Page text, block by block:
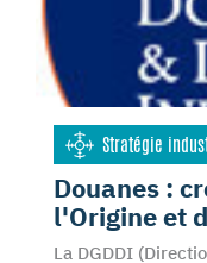
Stratégie
Douanes :
l'Origine et
La DGDDI